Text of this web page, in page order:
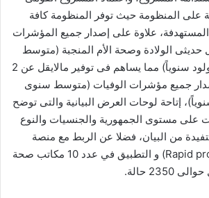
على المنظومة حيث توفر المنظومة كافة
علاوة على إصدار جميع المؤشرات
حديثى الولادة وصحة الأم المنجبة (متوسط
سنوي 2.35 مليون مولود سنوياً) مما يساهم فى توفير مالايقل عن 2
جميع مؤشرات الوفيات (متوسط سنوى
سنوياً)، إتاحة لوحات العرض البيانية والتى توضح
على مستوى الجمهورية والجنسيات والنوع
من البيان، فضلا عن الربط مع منصة
التواصل الاجتماعي (Rapid pro) و التطبيق في عدد 10 مكاتب صحة
حالة.